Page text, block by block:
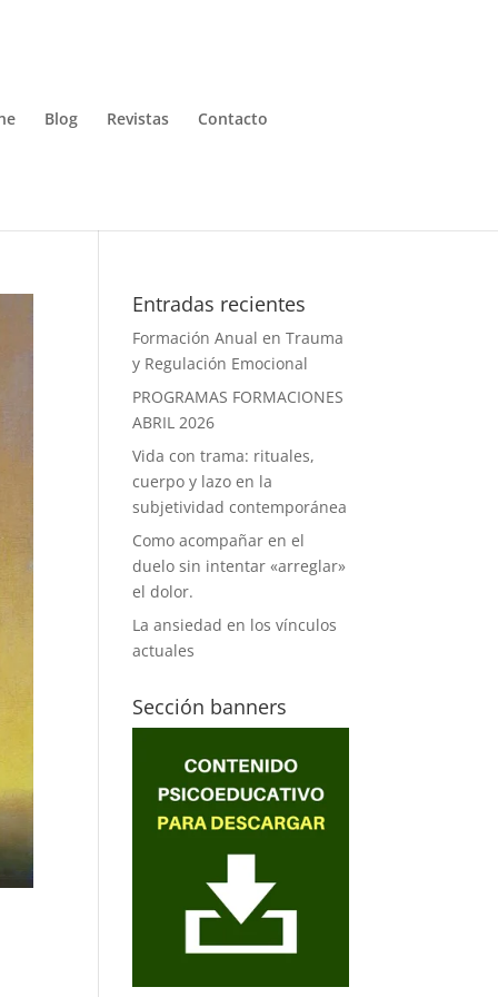
Blog Revistas Contacto
Entradas recientes
Formación Anual en Trauma
y Regulación Emocional
PROGRAMAS FORMACIONES
ABRIL 2026
Vida con trama: rituales,
cuerpo y lazo en la
subjetividad contemporánea
Como acompañar en el
duelo sin intentar «arreglar»
el dolor.
La ansiedad en los vínculos
actuales
Sección banners